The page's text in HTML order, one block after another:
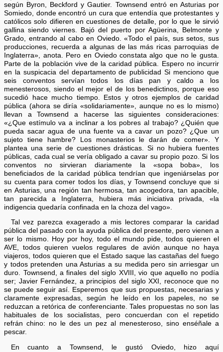
según Byron, Beckford y Gautier. Townsend entró en Asturias por
Somiedo, donde encontró un cura que entendía que protestantes y
católicos solo difieren en cuestiones de detalle, por lo que le sirvió
gallina siendo viernes. Bajó del puerto por Agüerina, Belmonte y
Grado, entrando al cabo en Oviedo. «Todo el país, sus setos, sus
producciones, recuerda a algunas de las más ricas parroquias de
Inglaterra», anota. Pero en Oviedo constata algo que no le gusta.
Parte de la población vive de la caridad pública. Espero no incurrir
en la suspicacia del departamento de publicidad Si menciono que
seis conventos servían todos los días pan y caldo a los
menesterosos, siendo el mejor el de los benedictinos, porque eso
sucedió hace mucho tiempo. Estos y otros ejemplos de caridad
pública (ahora se diría «solidariamente», aunque no es lo mismo)
llevan a Townsend a hacerse las siguientes consideraciones:
«¿Que estímulo va a inclinar a los pobres al trabajo? ¿Quién que
pueda sacar agua de una fuente va a cavar un pozo? ¿Que un
sujeto tiene hambre? Los monasterios le darán de comer». Y
plantea una serie de cuestiones drásticas. Si no hubiera fuentes
públicas, cada cual se vería obligado a cavar su propio pozo. Si los
conventos no sirvieran diariamente la «sopa boba», los
beneficiados de la caridad pública tendrían que ingeniárselas por
su cuenta para comer todos los días, y Townsend concluye que si
en Asturias, una región tan hermosa, tan acogedora, tan apacible,
tan parecida a Inglaterra, hubiera más iniciativa privada, «la
indigencia quedaría confinada en la choza del vago».
Tal vez parezca exagerado a mis lectores comparar la caridad
pública del pasado con la ayuda pública del presente, pero vienen a
ser lo mismo. Hoy por hoy, todo el mundo pide, todos quieren el
AVE, todos quieren vuelos regulares de avión aunque no haya
viajeros, todos quieren que el Estado saque las castañas del fuego
y todos pretenden una Asturias a su medida pero sin arriesgar un
duro. Townsend, a finales del siglo XVIII, vio que aquello no podía
ser; Javier Fernández, a principios del siglo XXI, reconoce que no
se puede seguir así. Esperemos que sus propuestas, necesarias y
claramente expresadas, según he leído en los papeles, no se
reduzcan a retórica de conferenciante. Tales propuestas no son las
habituales de los socialistas, pero concuerdan con el repetido
refrán chino: no le des un pez al menesteroso, sino enséñale a
pescar.
En cuanto a Townsend, le gustó Oviedo, hizo aquí